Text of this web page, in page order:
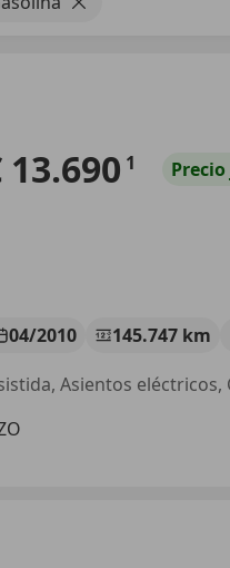
13.690 1 Precio
04/2010 145.747 km